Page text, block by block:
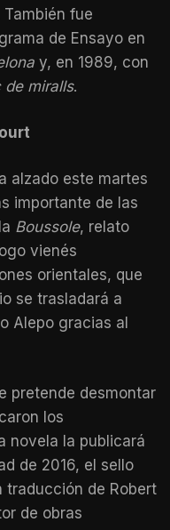
También fue
de Ensayo en
y, en 1989, con
de miralls.
alzado este martes
importante de las
Boussole, relato
vienés
orientales, que
se trasladará a
Alepo gracias al
pretende desmontar
los
novela la publicará
de 2016, el sello
traducción de Robert
de obras